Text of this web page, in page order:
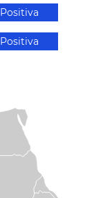
Positiva
Positiva